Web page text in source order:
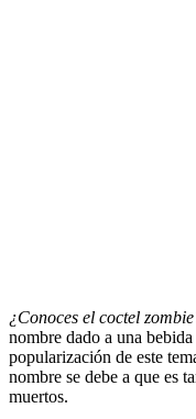
¿Conoces el coctel
nombre dado a una
popularización de este
nombre se debe a que es
muertos.